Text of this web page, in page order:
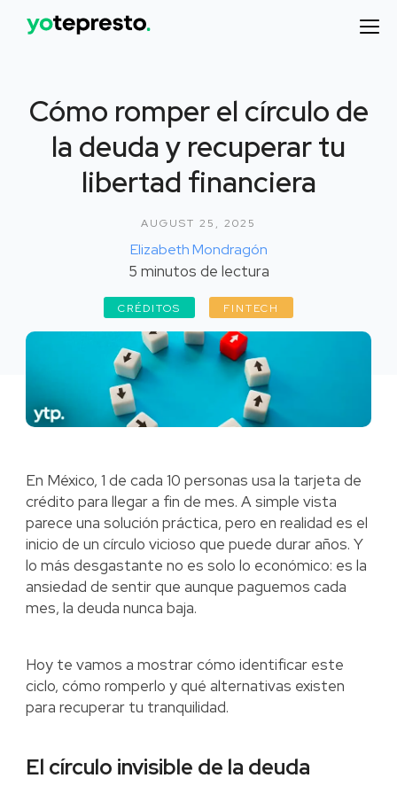
Cómo romper el círculo de
la deuda y recuperar tu
libertad financiera
AUGUST 25, 2025
Elizabeth Mondragón
5 minutos de lectura
CRÉDITOS FINTECH
En México, 1 de cada 10 personas usa la tarjeta de
crédito para llegar a fin de mes. A simple vista
parece una solución práctica, pero en realidad es el
inicio de un círculo vicioso que puede durar años. Y
lo más desgastante no es solo lo económico: es la
ansiedad de sentir que aunque paguemos cada
mes, la deuda nunca baja.
Hoy te vamos a mostrar cómo identificar este
ciclo, cómo romperlo y qué alternativas existen
para recuperar tu tranquilidad.
El círculo invisible de la deuda